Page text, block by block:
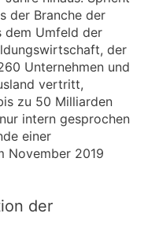
der Branche der
dem Umfeld der
der
Unternehmen und
vertritt,
zu 50 Milliarden
intern gesprochen
einer
November 2019
der